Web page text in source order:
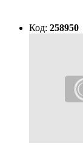
Код: 258950